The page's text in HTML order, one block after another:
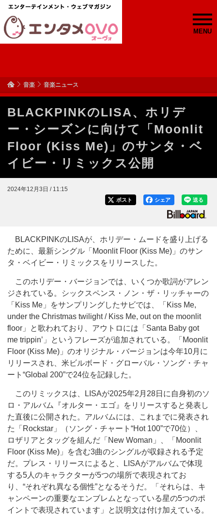
MENU
音楽 音楽ニュース
BLACKPINKのLISA、ホリデ
ー・シーズンに向けて「Moonlit
Floor (Kiss Me)」のサンタ・ベ
イビー・リミックス公開
2024年12月3日 / 11:15
送る
シェア
ポスト
BLACKPINKのLISAが、ホリデー・ムードを盛り上げる
ために、最新シングル「Moonlit Floor (Kiss Me)」のサン
タ・ベイビー・リミックスをリリースした。
このホリデー・バージョンでは、いくつか歌詞がアレン
ジされている。シックスペンス・ノン・ザ・リッチャーの
「Kiss Me」をサンプリングしたサビでは、「Kiss Me,
under the Christmas twilight / Kiss Me, out on the moonlit
floor」と歌われており、アウトロには「Santa Baby got
me trippin’」というフレーズが追加されている。「Moonlit
Floor (Kiss Me)」のオリジナル・バージョンは今年10月に
リリースされ、米ビルボード・グローバル・ソング・チャ
ート“Global 200”で24位を記録した。
このリミックスは、LISAが2025年2月28日に自身初のソ
ロ・アルバム『オルター・エゴ』をリリースすると発表し
た直後に公開された。アルバムには、これまでに発表され
た「Rockstar」（ソング・チャート“Hot 100”で70位）、
ロザリアとタッグを組んだ「New Woman」、「Moonlit
Floor (Kiss Me)」を含む3曲のシングルが収録される予定
だ。プレス・リリースによると、LISAがアルバムで体現
する5人のキャラクターが5つの場所で表現されてお
り、“それぞれ異なる個性”となるそうだ。「それらは、キ
ャンペーンの重要なエンブレムとなっている星の5つのポ
イントで表現されています」と説明文は付け加えている。